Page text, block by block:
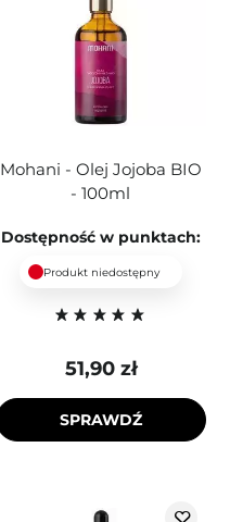
Mohani - Olej Jojoba BIO
- 100ml
Dostępność w punktach:
Produkt niedostępny
51,90 zł
SPRAWDŹ